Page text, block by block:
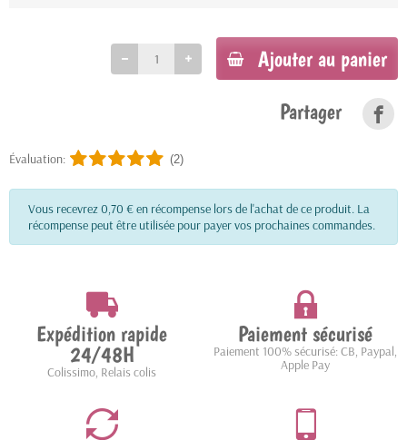
Ajouter au panier
Partager
Évaluation: (2)
Vous recevrez 0,70 € en récompense lors de l'achat de ce produit. La
récompense peut être utilisée pour payer vos prochaines commandes.
Expédition rapide
24/48H
Colissimo, Relais colis
Paiement sécurisé
Paiement 100% sécurisé: CB, Paypal,
Apple Pay